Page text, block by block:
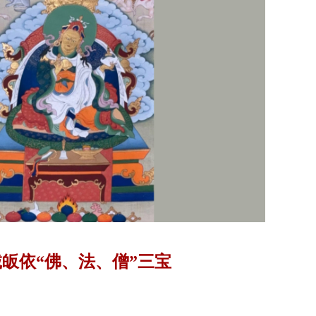
依“佛、法、僧”三宝